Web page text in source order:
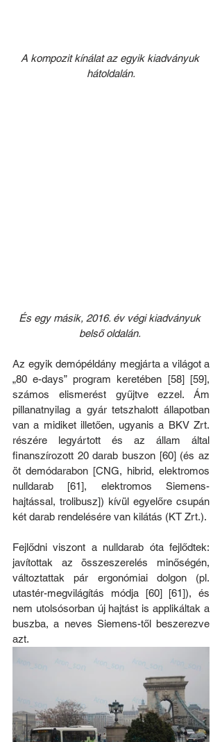
A kompozit kínálat az egyik kiadványuk
hátoldalán.
És egy másik, 2016. év végi kiadványuk
belső oldalán.
Az egyik demópéldány megjárta a világot a
„80 e-days” program keretében [58] [59],
számos elismerést gyűjtve ezzel. Ám
pillanatnyilag a gyár tetszhalott állapotban
van a midiket illetően, ugyanis a BKV Zrt.
részére legyártott és az állam által
finanszírozott 20 darab buszon [60] (és az
öt demódarabon [CNG, hibrid, elektromos
nulldarab [61], elektromos Siemens-
hajtással, trolibusz]) kívül egyelőre csupán
két darab rendelésére van kilátás (KT Zrt.).
Fejlődni viszont a nulldarab óta fejlődtek:
javítottak az összeszerelés minőségén,
változtattak pár ergonómiai dolgon (pl.
utastér-megvilágítás módja [60] [61]), és
nem utolsósorban új hajtást is applikáltak a
buszba, a neves Siemens-től beszerezve
azt.